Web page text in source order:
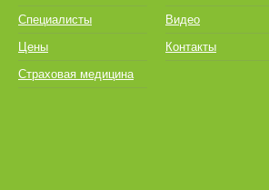
Специалисты
Цены
Страховая медицина
Видео
Контакты